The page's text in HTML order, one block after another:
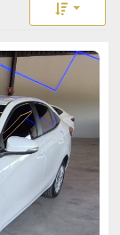
Toggle